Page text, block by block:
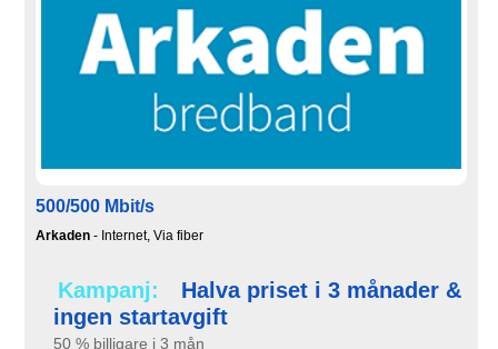
500/500 Mbit/s
Arkaden - Internet, Via fiber
Kampanj:
Halva priset i 3 månader &
ingen startavgift
50 % billigare i 3 mån